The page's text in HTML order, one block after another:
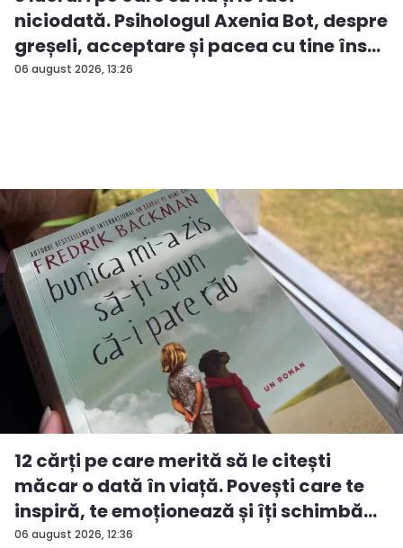
06 august 2026, 13:26
niciodată. Psihologul Axenia Bot, despre
greșeli, acceptare și pacea cu tine îns...
06 august 2026, 12:36
12 cărți pe care merită să le citești
măcar o dată în viață. Povești care te
inspiră, te emoționează și îți schimbă...